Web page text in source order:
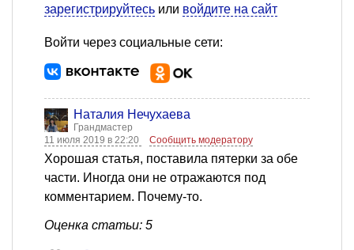
зарегистрируйтесь или войдите на сайт
Войти через социальные сети:
Наталия Нечухаева
Грандмастер
11 июля 2019 в 22:20
Сообщить модератору
Хорошая статья, поставила пятерки за обе
части. Иногда они не отражаются под
комментарием. Почему-то.
Оценка статьи: 5